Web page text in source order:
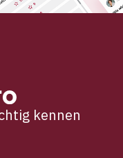
kennen